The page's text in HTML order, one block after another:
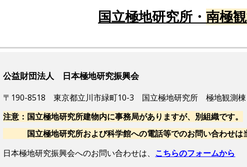
国立極地研究所・ 南極
公益財団法人 日本極地研究振興会
〒190-8518 東京都立川市緑町10-3 国立極地研究所 極地観測
注意：国立極地研究所建物内に事務局がありますが、別組織です。
国立極地研究所および科学館への電話等でのお問い合わせは当
日本極地研究振興会へのお問い合わせは、 こちらのフォームから